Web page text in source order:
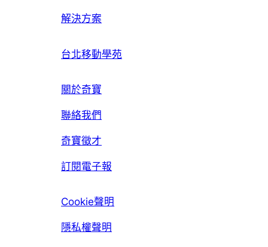
解決方案
台北移動學苑
關於奇寶
聯絡我們
奇寶徵才
訂閱電子報
Cookie聲明
隱私權聲明